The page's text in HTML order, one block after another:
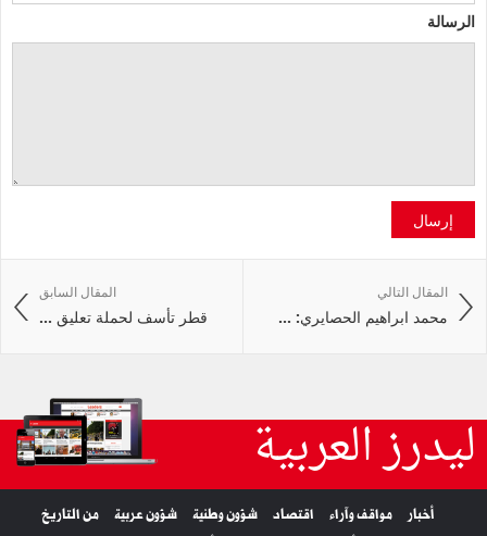
الرسالة
إرسال
المقال السابق
قطر تأسف لحملة تعليق ...
المقال التالي
محمد ابراهيم الحصايري: ...
ليدرز العربية
أخبار مواقف وآراء اقتصاد شؤون وطنية شؤون عربية
من التاريخ